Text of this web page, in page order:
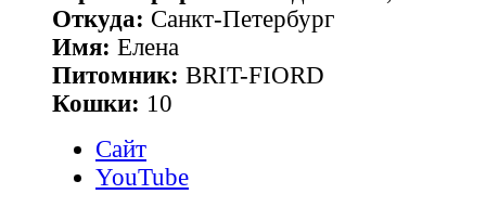
Откуда: Санкт-Петербург
Имя: Елена
Питомник: BRIT-FIORD
Кошки: 10
Сайт
YouTube